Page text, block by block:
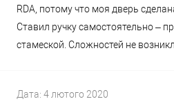
RDA, потому что моя дверь
Ставил ручку самостоятельно –
стамеской. Сложностей не
Дата: 4 лютого 2020